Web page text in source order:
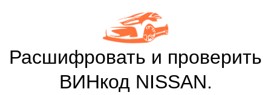
Расшифровать и проверить
ВИНкод NISSAN.